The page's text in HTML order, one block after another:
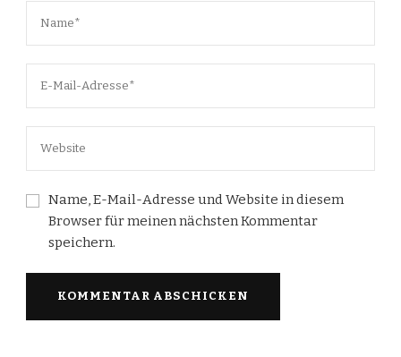
Name, E-Mail-Adresse und Website in diesem
Browser für meinen nächsten Kommentar
speichern.